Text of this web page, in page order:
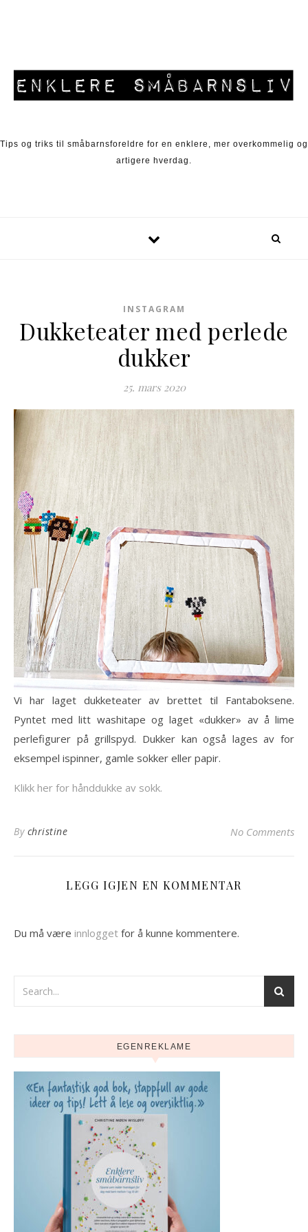
Tips og triks til småbarnsforeldre for en enklere, mer overkommelig og
artigere hverdag.
INSTAGRAM
Dukketeater med perlede
dukker
25. mars 2020
Vi har laget dukketeater av brettet til Fantaboksene.
Pyntet med litt washitape og laget «dukker» av å lime
perlefigurer på grillspyd. Dukker kan også lages av for
eksempel ispinner, gamle sokker eller papir.
Klikk her for hånddukke av sokk.
By christine No Comments
LEGG IGJEN EN KOMMENTAR
Du må være innlogget for å kunne kommentere.
EGENREKLAME